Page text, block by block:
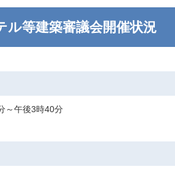
ル等建築審議会開催状況
～午後3時40分